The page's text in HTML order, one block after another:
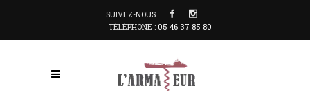
SUIVEZ-NOUS
TÉLÉPHONE : 05 46 37 85 80